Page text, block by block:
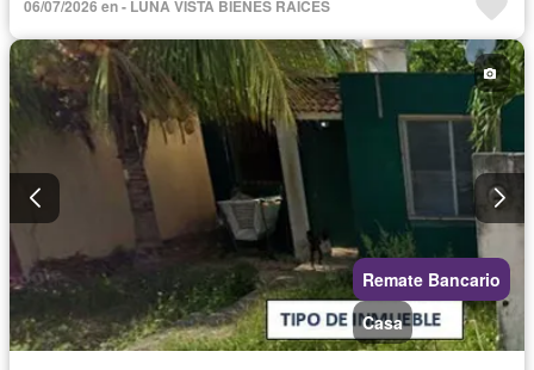
06/07/2026 en - LUNA VISTA BIENES RAICES
Remate Bancario
Casa